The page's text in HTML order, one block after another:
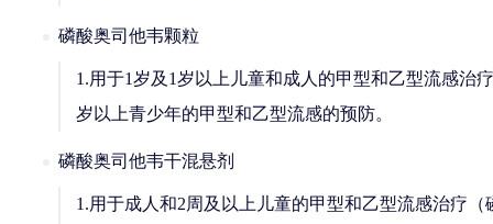
磷酸奥司他韦颗粒
1.用于1岁及1岁以上儿童和成人的甲型和乙型流感治
岁以上青少年的甲型和乙型流感的预防。
磷酸奥司他韦干混悬剂
1.用于成人和2周及以上儿童的甲型和乙型流感治疗